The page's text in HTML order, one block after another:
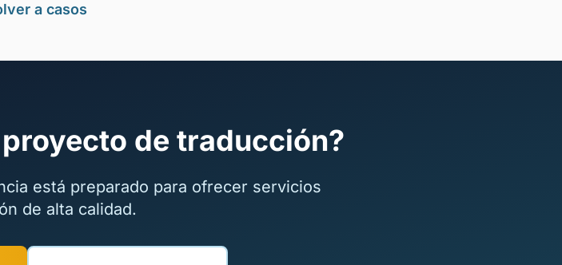
a casos
de traducción?
está preparado para ofrecer servicios
de alta calidad.